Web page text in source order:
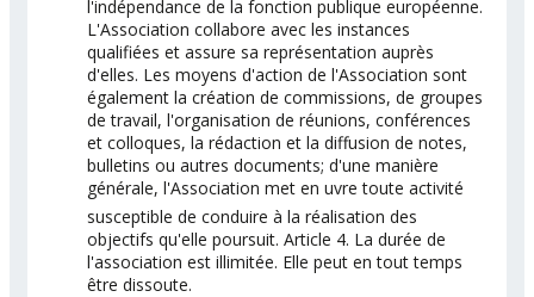
l'indépendance de la fonction publique européenne.
L'Association collabore avec les instances
qualifiées et assure sa représentation auprès
d'elles. Les moyens d'action de l'Association sont
également la création de commissions, de groupes
de travail, l'organisation de réunions, conférences
et colloques, la rédaction et la diffusion de notes,
bulletins ou autres documents; d'une manière
générale, l'Association met en uvre toute activité
susceptible de conduire à la réalisation des
objectifs qu'elle poursuit. Article 4. La durée de
l'association est illimitée. Elle peut en tout temps
être dissoute.